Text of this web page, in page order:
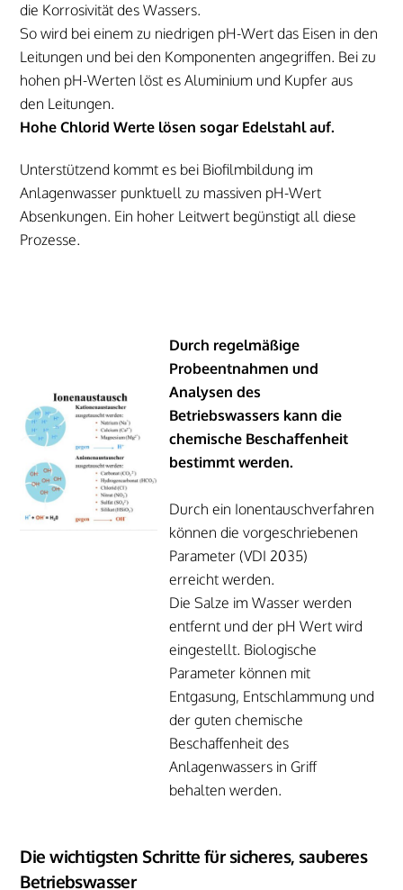
die Korrosivität des Wassers.
So wird bei einem zu niedrigen pH-Wert das Eisen in den
Leitungen und bei den Komponenten angegriffen. Bei zu
hohen pH-Werten löst es Aluminium und Kupfer aus
den Leitungen.
Hohe Chlorid Werte lösen sogar Edelstahl auf.
Unterstützend kommt es bei Biofilmbildung im
Anlagenwasser punktuell zu massiven pH-Wert
Absenkungen. Ein hoher Leitwert begünstigt all diese
Prozesse.
Durch regelmäßige
Probeentnahmen und
Analysen des
Betriebswassers kann die
chemische Beschaffenheit
bestimmt werden.
Durch ein Ionentauschverfahren
können die vorgeschriebenen
Parameter (VDI 2035)
erreicht werden.
Die Salze im Wasser werden
entfernt und der pH Wert wird
eingestellt. Biologische
Parameter können mit
Entgasung, Entschlammung und
der guten chemische
Beschaffenheit des
Anlagenwassers in Griff
behalten werden.
Die wichtigsten Schritte für sicheres, sauberes
Betriebswasser